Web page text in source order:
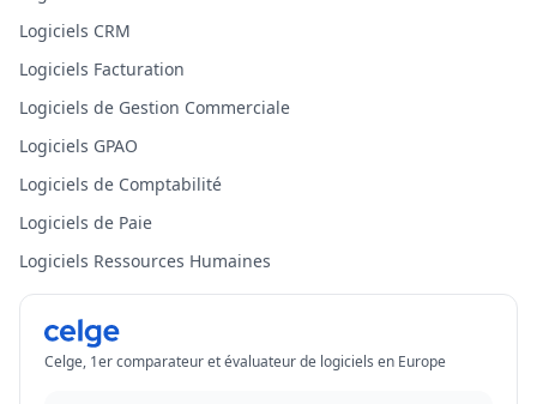
Logiciels CRM
Logiciels Facturation
Logiciels de Gestion Commerciale
Logiciels GPAO
Logiciels de Comptabilité
Logiciels de Paie
Logiciels Ressources Humaines
Celge, 1er comparateur et évaluateur de logiciels en Europe